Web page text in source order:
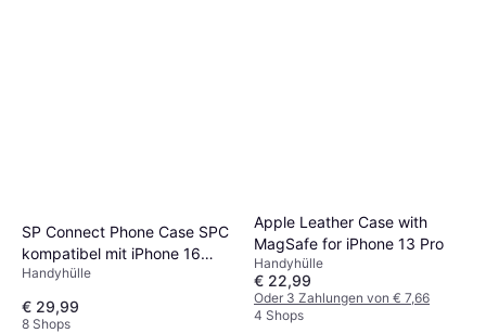
SP Connect Phone Case SPC
kompatibel mit iPhone 16
PRO
Handyhülle
€ 29,99
8 Shops
Apple Leather Case with
MagSafe for iPhone 13 Pro
Handyhülle
€ 22,99
Oder 3 Zahlungen von € 7,66
4 Shops